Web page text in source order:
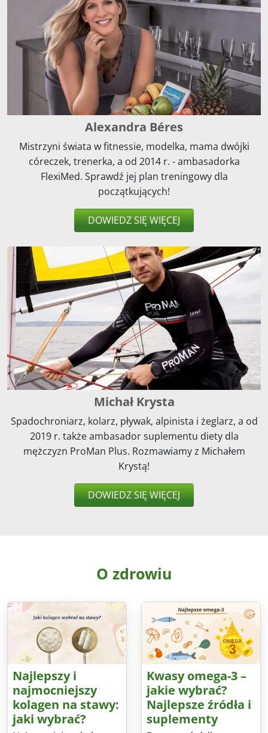
Alexandra Béres
Mistrzyni świata w fitnessie, modelka, mama dwójki
córeczek, trenerka, a od 2014 r. - ambasadorka
FlexiMed. Sprawdź jej plan treningowy dla
początkujących!
DOWIEDZ SIĘ WIĘCEJ
Michał Krysta
Spadochroniarz, kolarz, pływak, alpinista i żeglarz, a od
2019 r. także ambasador suplementu diety dla
mężczyzn ProMan Plus. Rozmawiamy z Michałem
Krystą!
DOWIEDZ SIĘ WIĘCEJ
O zdrowiu
Najlepszy i
najmocniejszy
kolagen na stawy:
jaki wybrać?
Kwasy omega-3 –
jakie wybrać?
Najlepsze źródła i
suplementy